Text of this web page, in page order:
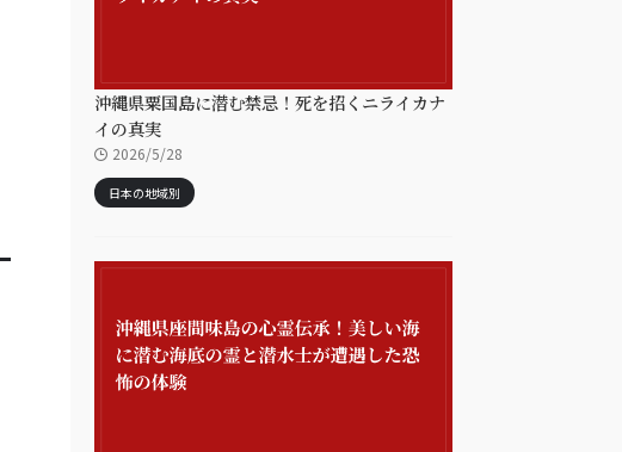
沖縄県粟国島に潜む禁忌！死を招くニライカナ
イの真実
2026/5/28
日本の地域別